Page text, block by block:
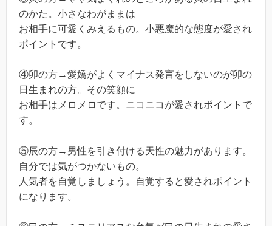
のかた。小さなわがままは
お相手に可愛くみえるもの。小悪魔的な態度が愛され
ポイントです。
④卯の方→愛嬌がよくマイナス発言をしないのが卯の
日生まれの方。その笑顔に
お相手はメロメロです。ニコニコが愛されポイントで
す。
⑤辰の方→男性を引き付ける天性の魅力があります。
自分では気がつかないもの。
人気者を自覚しましょう。自覚すると愛されポイント
になります。